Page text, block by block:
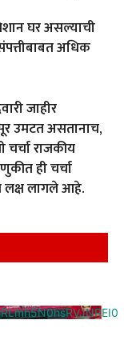
घर असल्याची
अधिक
जाहीर
सूर उमटत असतानाच,
चर्चा राजकीय
ही चर्चा
लक्ष लागले आहे.